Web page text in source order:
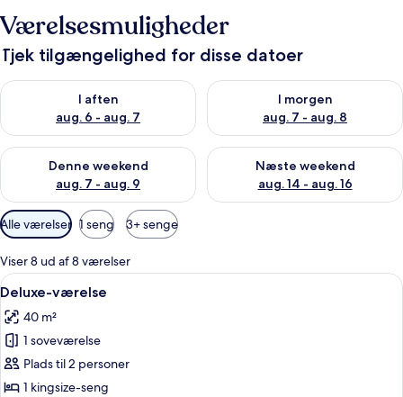
Værelsesmuligheder
Tjek tilgængelighed for disse datoer
I aften
aug. 6 - aug. 7
Tjek tilgængelighed for i aften aug. 6 - aug. 7
I morgen
aug. 7 - aug. 8
Tjek tilgængelighed for i
Denne weekend
aug. 7 - aug. 9
Tjek tilgængelighed for denne weekend aug. 7 - aug. 9
Næste weekend
aug. 14 - aug. 16
Tjek tilgængelighed for næste
Tilgængelige
filtre
for
værelser
Alle værelser 1 seng 3+ senge
Viser 8 ud af 8 værelser
Indlæs
alle
billeder
af
Deluxe-
værelse
Et moderne hotelværelse med en
5
Deluxe-værelse
40 m²
1 soveværelse
Plads til 2 personer
1 kingsize-seng